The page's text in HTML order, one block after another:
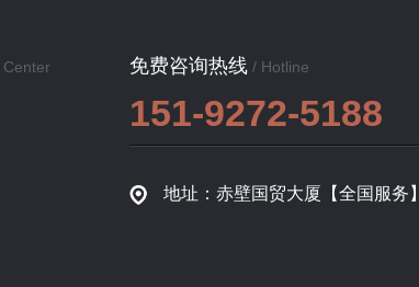
免费咨询热线 / Hotline
151-9272-5188
地址：赤壁国贸大厦【全国服务】